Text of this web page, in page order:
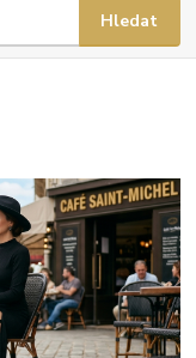
Hledat